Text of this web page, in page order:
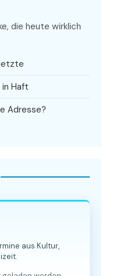
die heute wirklich
in Haft
Adresse?
aus Kultur,